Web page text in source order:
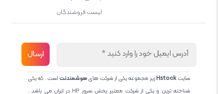
لیست فروشندگان
سایتHstockزیر مجموعه یکی از شرکت هایهوشمندنتاست . که یکی
شناخته ترین و یکی از شرکت معتبر پخش سرور HP در ایران می باشد .